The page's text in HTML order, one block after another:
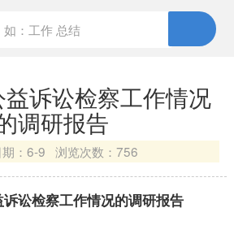
诉讼检察工作情况
调研报告
： 6-9 浏览次数： 756
讼检察工作情况的调研报告